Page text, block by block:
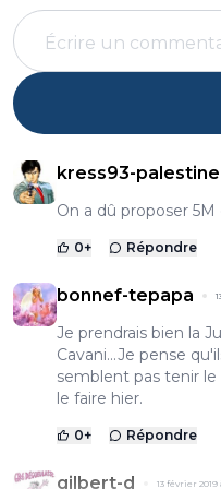
kress93-palestine
On a dû proposer
0+ Répondre
bonnef-tepapa
Je prendrais bien la
Cavani...Je pense
semblent pas tenir
le faire hier.
0+ Répondre
gilbert-d 13 février 2019